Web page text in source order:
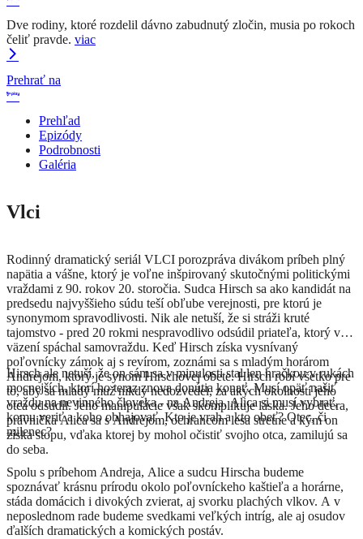
Dve rodiny, ktoré rozdelil dávno zabudnutý zločin, musia po rokoch
čeliť pravde. viac
Prehrať na
Prehľad
Epizódy
Podrobnosti
Galéria
Vlci
Rodinný dramatický seriál VLCI porozpráva divákom príbeh plný
napätia a vášne, ktorý je voľne inšpirovaný skutočnými politickými
vraždami z 90. rokov 20. storočia. Sudca Hirsch sa ako kandidát na
predsedu najvyššieho súdu teší obľube verejnosti, pre ktorú je
synonymom spravodlivosti. Nik ale netuší, že si stráži kruté
tajomstvo - pred 20 rokmi nespravodlivo odsúdil priateľa, ktorý vo
väzení spáchal samovraždu. Keď Hirsch získa vysnívaný
poľovnícky zámok aj s revírom, zoznámi sa s mladým horárom
Andrejom, ktorý je synom Hirschovej obete. Hirsch robí všetko pre
to, aby sa mladý muž nikdy nedozvedel, za akých okolností jeho
otca odsúdil. Jeho manipulácie však skomplikuje láska. Jeho dcéra,
právnička Alica sa s Andrejom, ochrancom lesa stretne a kým on
získa stopu, vďaka ktorej by mohol očistiť svojho otca, zamilujú sa
do seba.
Hirsch ale netuší, že on sám sa v minulosti stal len hračkou v rukách
mocnejších, ktorí ho teraz znova donútia konať. Musí opäť našiť
vraždu na nevinného človeka - na Andreja. Alica si musí vybrať,
komu veriť a koho obhajovať. Kto je vrah a kto obeť? Otec, či
milenec?
Spolu s príbehom Andreja, Alice a sudcu Hirscha budeme
spoznávať krásnu prírodu okolo poľovníckeho kaštieľa a horárne,
stáda domácich i divokých zvierat, aj svorku plachých vlkov. A v
neposlednom rade budeme svedkami veľkých intríg, ale aj osudov
ďalších dramatických a komických postáv.